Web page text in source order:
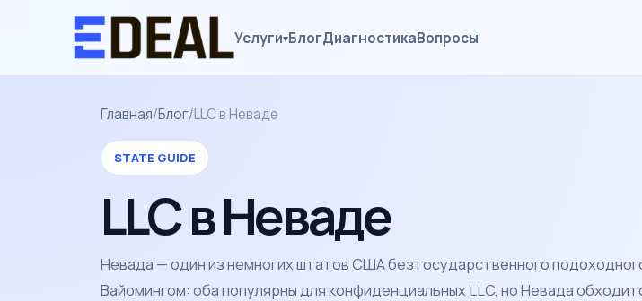
Услуги▾БлогДиагностикаВопросы
Главная/Блог/LLC в Неваде
STATE GUIDE
LLC в Неваде
Невада — один из немногих штатов США без государственного
Вайомингом: оба популярны для конфиденциальных LLC, но Невада